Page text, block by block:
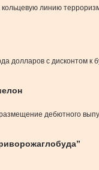
линию
долларов с дисконтом к
дебютного